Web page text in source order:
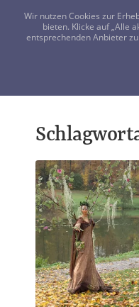
Wir nutzen Cookies zur
bieten. Klicke auf „Alle
entsprechenden Anbieter